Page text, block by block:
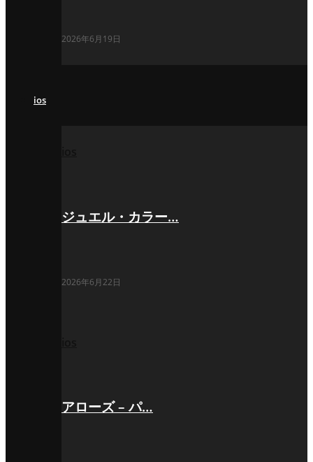
2026年6月19日
ios
ジュエル・カラー…
2026年6月22日
アローズ – パ…